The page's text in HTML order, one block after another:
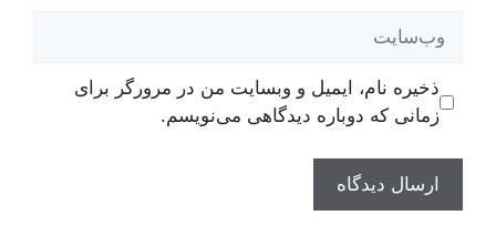
وب‌سایت
ذخیره نام، ایمیل و وبسایت من در مرورگر برای
زمانی که دوباره دیدگاهی می‌نویسم.